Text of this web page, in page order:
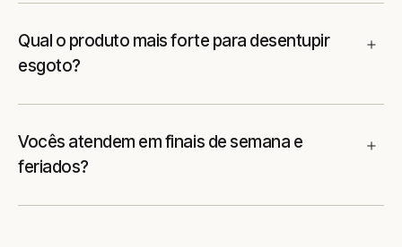
Qual o produto mais forte para desentupir
esgoto?
Vocês atendem em finais de semana e
feriados?